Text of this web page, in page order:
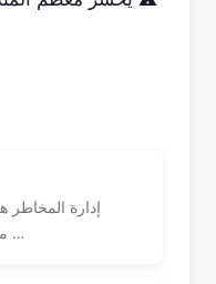
إدارة المخاطر
مخاطر التداول. تشمل تحديد حجم …